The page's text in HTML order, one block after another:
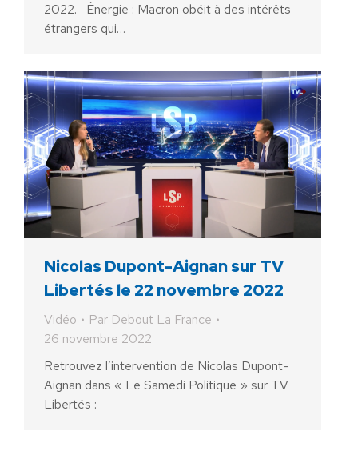
2022. Énergie : Macron obéit à des intérêts
étrangers qui…
Nicolas Dupont-Aignan sur TV
Libertés le 22 novembre 2022
Vidéo Par Debout La France
26 novembre 2022
Retrouvez l’intervention de Nicolas Dupont-
Aignan dans « Le Samedi Politique » sur TV
Libertés :